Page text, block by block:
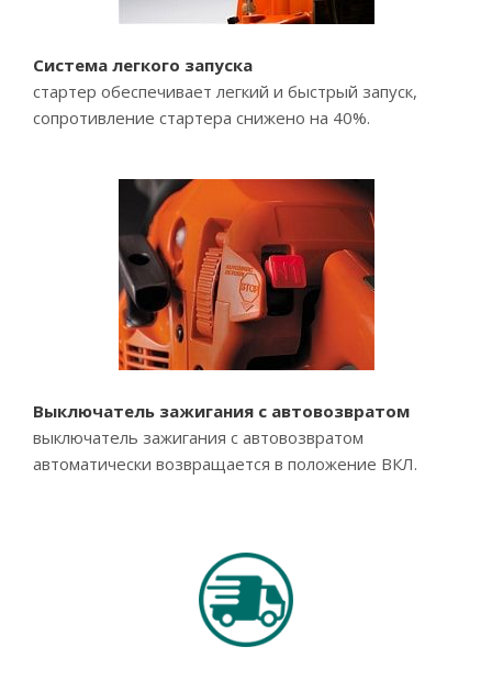
Система легкого запуска
стартер обеспечивает легкий и быстрый запуск,
сопротивление стартера снижено на 40%.
Выключатель зажигания с автовозвратом
выключатель зажигания с автовозвратом
автоматически возвращается в положение ВКЛ.